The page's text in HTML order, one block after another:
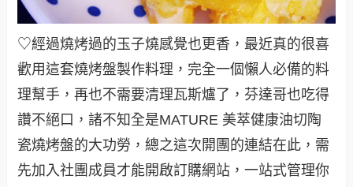
♡經過燒烤過的玉子燒感覺也更香，最近真的很喜
歡用這套燒烤盤製作料理，完全一個懶人必備的料
理幫手，再也不需要清理瓦斯爐了，芬達哥也吃得
讚不絕口，諸不知全是MATURE 美萃健康油切陶
瓷燒烤盤的大功勞，總之這次開團的連結在此，需
先加入社團成員才能開啟訂購網站，一站式管理你